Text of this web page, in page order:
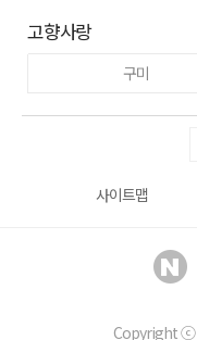
고향사랑
구미
사이트맵
Copyright ⓒ